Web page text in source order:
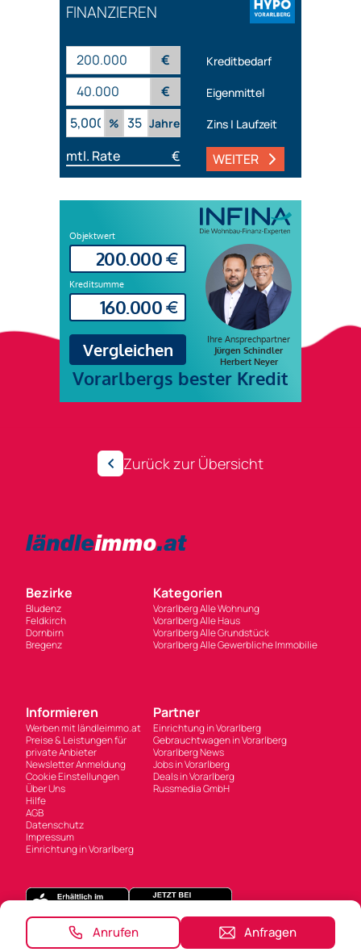
FINANZIEREN
€ Kreditbedarf
€
Eigenmittel
%
Jahre Zins | Laufzeit
mtl. Rate € WEITER
Zurück zur Übersicht
Anrufen Anfragen
Bezirke
Bludenz
Feldkirch
Dornbirn
Bregenz
Kategorien
Vorarlberg Alle Wohnung
Vorarlberg Alle Haus
Vorarlberg Alle Grundstück
Vorarlberg Alle Gewerbliche Immobilie
Informieren
Werben mit ländleimmo.at
Preise & Leistungen für
private Anbieter
Newsletter Anmeldung
Cookie Einstellungen
Über Uns
Hilfe
AGB
Datenschutz
Impressum
Einrichtung in Vorarlberg
Partner
Einrichtung in Vorarlberg
Gebrauchtwagen in Vorarlberg
Vorarlberg News
Jobs in Vorarlberg
Deals in Vorarlberg
Russmedia GmbH